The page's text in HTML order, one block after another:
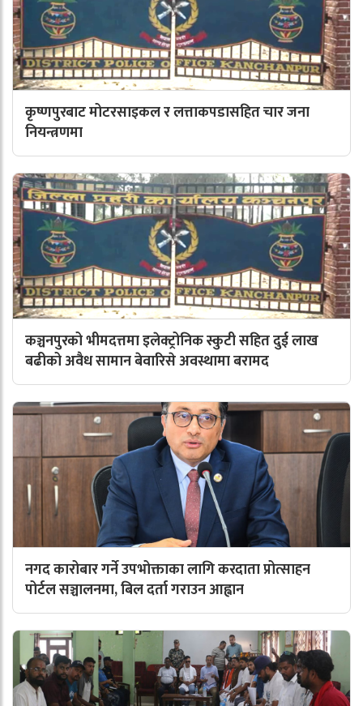
कृष्णपुरबाट मोटरसाइकल र लत्ताकपडासहित चार जना
नियन्त्रणमा
कञ्चनपुरको भीमदत्तमा इलेक्ट्रोनिक स्कुटी सहित दुई लाख
बढीको अवैध सामान बेवारिसे अवस्थामा बरामद
नगद कारोबार गर्ने उपभोक्ताका लागि करदाता प्रोत्साहन
पोर्टल सञ्चालनमा, बिल दर्ता गराउन आह्वान